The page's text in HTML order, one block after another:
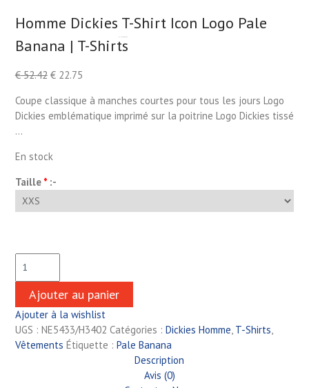
Homme Dickies T-Shirt Icon Logo Pale
Banana | T-Shirts
€52.42 €22.75
Coupe classique à manches courtes pour tous les jours Logo
Dickies emblématique imprimé sur la poitrine Logo Dickies tissé
…
En stock
Taille *:-
Ajouter au panier
Ajouter à la wishlist
UGS : NE5433/H3402 Catégories : Dickies Homme, T-Shirts,
Vêtements Étiquette : Pale Banana
Description
Avis (0)